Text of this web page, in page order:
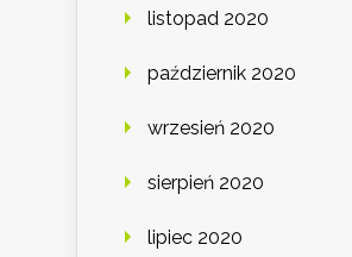
listopad 2020
październik 2020
wrzesień 2020
sierpień 2020
lipiec 2020